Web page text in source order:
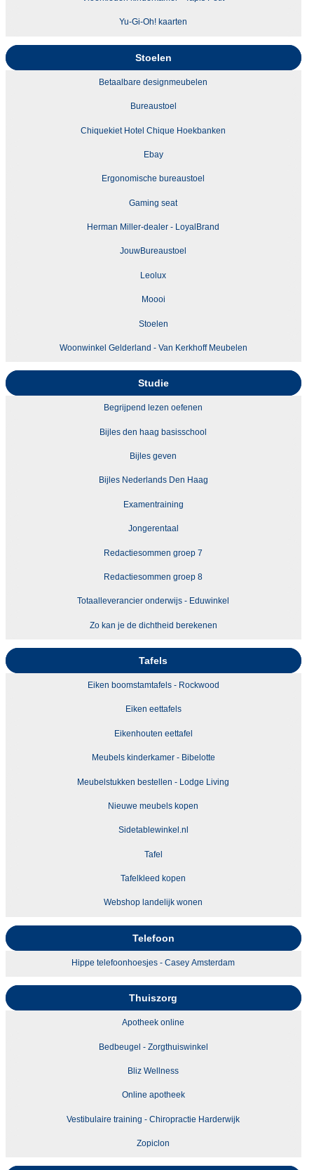
Yu-Gi-Oh! kaarten
Stoelen
Betaalbare designmeubelen
Bureaustoel
Chiquekiet Hotel Chique Hoekbanken
Ebay
Ergonomische bureaustoel
Gaming seat
Herman Miller-dealer - LoyalBrand
JouwBureaustoel
Leolux
Moooi
Stoelen
Woonwinkel Gelderland - Van Kerkhoff Meubelen
Studie
Begrijpend lezen oefenen
Bijles den haag basisschool
Bijles geven
Bijles Nederlands Den Haag
Examentraining
Jongerentaal
Redactiesommen groep 7
Redactiesommen groep 8
Totaalleverancier onderwijs - Eduwinkel
Zo kan je de dichtheid berekenen
Tafels
Eiken boomstamtafels - Rockwood
Eiken eettafels
Eikenhouten eettafel
Meubels kinderkamer - Bibelotte
Meubelstukken bestellen - Lodge Living
Nieuwe meubels kopen
Sidetablewinkel.nl
Tafel
Tafelkleed kopen
Webshop landelijk wonen
Telefoon
Hippe telefoonhoesjes - Casey Amsterdam
Thuiszorg
Apotheek online
Bedbeugel - Zorgthuiswinkel
Bliz Wellness
Online apotheek
Vestibulaire training - Chiropractie Harderwijk
Zopiclon